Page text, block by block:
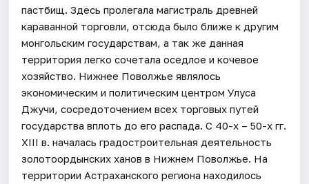
пастбищ. Здесь пролегала магистраль древней
караванной торговли, отсюда было ближе к другим
монгольским государствам, а так же данная
территория легко сочетала оседлое и кочевое
хозяйство. Нижнее Поволжье являлось
экономическим и политическим центром Улуса
Джучи, сосредоточением всех торговых путей
государства вплоть до его распада. С 40-х – 50-х гг.
XIII в. началась градостроительная деятельность
золотоордынских ханов в Нижнем Поволжье. На
территории Астраханского региона находилось